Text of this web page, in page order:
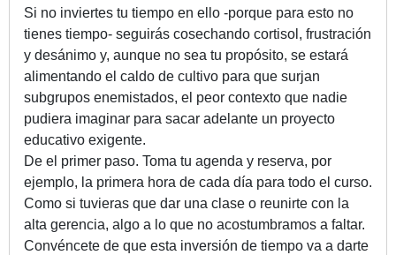
Si no inviertes tu tiempo en ello -porque para esto no
tienes tiempo- seguirás cosechando cortisol, frustración
y desánimo y, aunque no sea tu propósito, se estará
alimentando el caldo de cultivo para que surjan
subgrupos enemistados, el peor contexto que nadie
pudiera imaginar para sacar adelante un proyecto
educativo exigente.
De el primer paso. Toma tu agenda y reserva, por
ejemplo, la primera hora de cada día para todo el curso.
Como si tuvieras que dar una clase o reunirte con la
alta gerencia, algo a lo que no acostumbramos a faltar.
Convéncete de que esta inversión de tiempo va a darte